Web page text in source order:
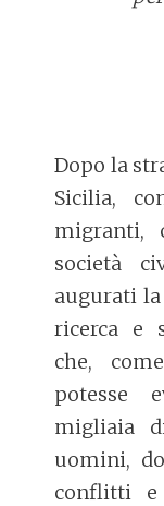
Dopo la
Sicilia,
migranti,
società
augurati
ricerca e
che,
potesse
migliaia
uomini,
conflitti